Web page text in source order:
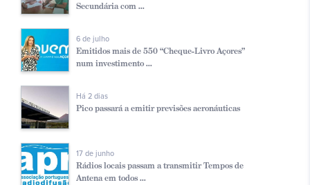
Secundária com ...
6 de julho
Emitidos mais de 550 “Cheque-Livro Açores”
num investimento ...
Há 2 dias
Pico passará a emitir previsões aeronáuticas
17 de junho
Rádios locais passam a transmitir Tempos de
Antena em todos ...